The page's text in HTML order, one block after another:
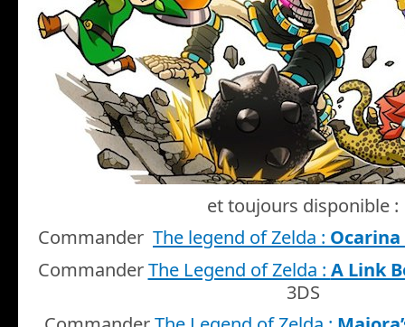
et toujours disponible :
Commander The legend of Zelda :
CommanderThe Legend of Zelda : A Link
3DS